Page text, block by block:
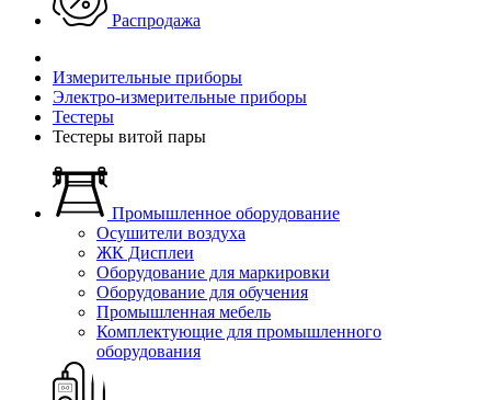
Распродажа
Измерительные приборы
Электро-измерительные приборы
Тестеры
Тестеры витой пары
Промышленное оборудование
Осушители воздуха
ЖК Дисплеи
Оборудование для маркировки
Оборудование для обучения
Промышленная мебель
Комплектующие для промышленного
оборудования